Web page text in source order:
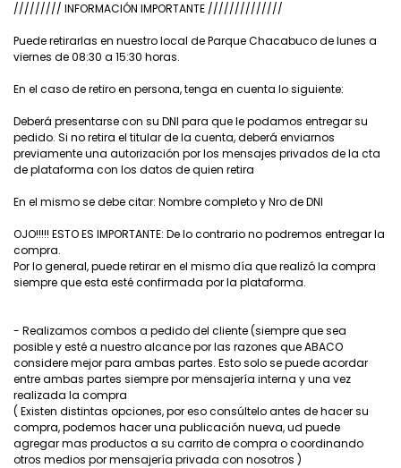
///////// INFORMACIÓN IMPORTANTE //////////////
Puede retirarlas en nuestro local de Parque Chacabuco de lunes a
viernes de 08:30 a 15:30 horas.
En el caso de retiro en persona, tenga en cuenta lo siguiente:
Deberá presentarse con su DNI para que le podamos entregar su
pedido. Si no retira el titular de la cuenta, deberá enviarnos
previamente una autorización por los mensajes privados de la cta
de plataforma con los datos de quien retira
En el mismo se debe citar: Nombre completo y Nro de DNI
OJO!!!!! ESTO ES IMPORTANTE: De lo contrario no podremos entregar la
compra.
Por lo general, puede retirar en el mismo día que realizó la compra
siempre que esta esté confirmada por la plataforma.
- Realizamos combos a pedido del cliente (siempre que sea
posible y esté a nuestro alcance por las razones que ABACO
considere mejor para ambas partes. Esto solo se puede acordar
entre ambas partes siempre por mensajería interna y una vez
realizada la compra
( Existen distintas opciones, por eso consúltelo antes de hacer su
compra, podemos hacer una publicación nueva, ud puede
agregar mas productos a su carrito de compra o coordinando
otros medios por mensajería privada con nosotros )